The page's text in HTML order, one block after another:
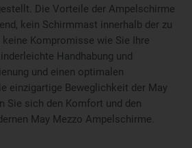
Die Vorteile der Ampelschirme
kein Schirmmast innerhalb der zu
Kompromisse wie Sie Ihre
Handhabung und
und einen optimalen
einzigartige Beweglichkeit der May
Sie sich den Komfort und den
May Mezzo Ampelschirme.